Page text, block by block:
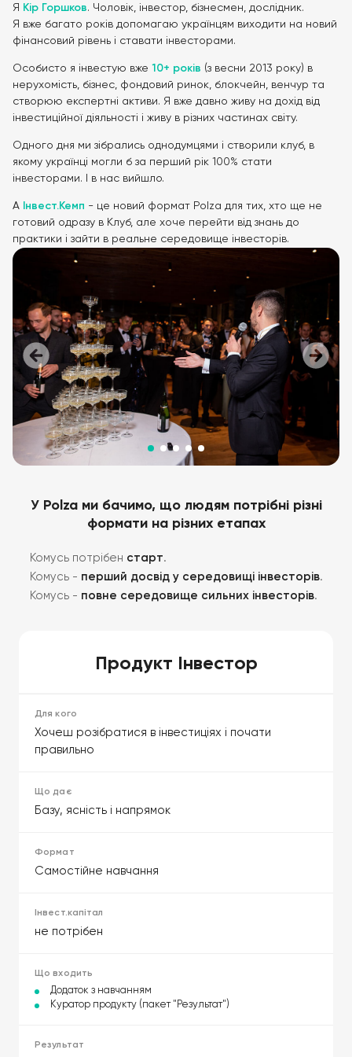
Я Кір Горшков. Чоловік, інвестор, бізнесмен, дослідник.
Я вже багато років допомагаю українцям виходити на новий
фінансовий рівень і ставати інвесторами.
Особисто я інвестую вже 10+ років (з весни 2013 року) в
нерухомість, бізнес, фондовий ринок, блокчейн, венчур та
створюю експертні активи. Я вже давно живу на дохід від
інвестиційної діяльності і живу в різних частинах світу.
Одного дня ми зібрались однодумцями і створили клуб, в
якому українці могли б за перший рік 100% стати
інвесторами. І в нас вийшло.
А Інвест.Кемп - це новий формат Polza для тих, хто ще не
готовий одразу в Клуб, але хоче перейти від знань до
практики і зайти в реальне середовище інвесторів.
У Polza ми бачимо, що людям потрібні різні
формати на різних етапах
Комусь потрібен старт.
Комусь - перший досвід у середовищі інвесторів.
Комусь - повне середовище сильних інвесторів.
Продукт Інвестор
Хочеш розібратися в інвестиціях і почати
правильно
Базу, ясність і напрямок
Самостійне навчання
не потрібен
Додаток з навчанням
Куратор продукту (пакет "Результат")